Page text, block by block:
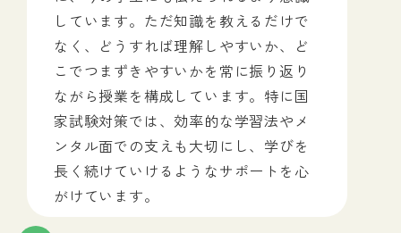
しています。ただ知識を教えるだけで
なく、どうすれば理解しやすいか、ど
こでつまずきやすいかを常に振り返り
ながら授業を構成しています。特に国
家試験対策では、効率的な学習法やメ
ンタル面での支えも大切にし、学びを
長く続けていけるようなサポートを心
がけています。